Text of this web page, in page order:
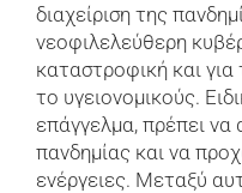
διαχείριση της
νεοφιλελεύθερη
καταστροφική και για
το υγειονομικούς.
επάγγελμα, πρέπει να
πανδημίας και να
ενέργειες. Μεταξύ